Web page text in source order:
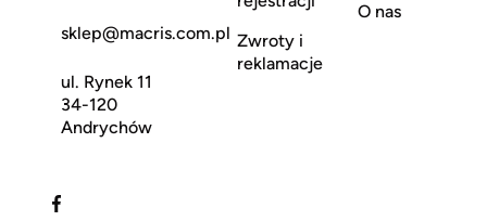
sklep@macris.com.pl
ul. Rynek 11
34-120
Andrychów
Zwroty i
reklamacje
O nas